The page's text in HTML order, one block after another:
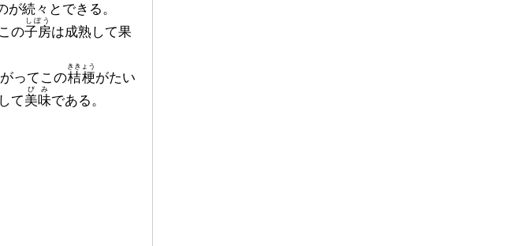
続々とできる。
の子房
しぼう
は成熟して果
ってこの桔梗
ききょう
がたい
て美味
びみ
である。